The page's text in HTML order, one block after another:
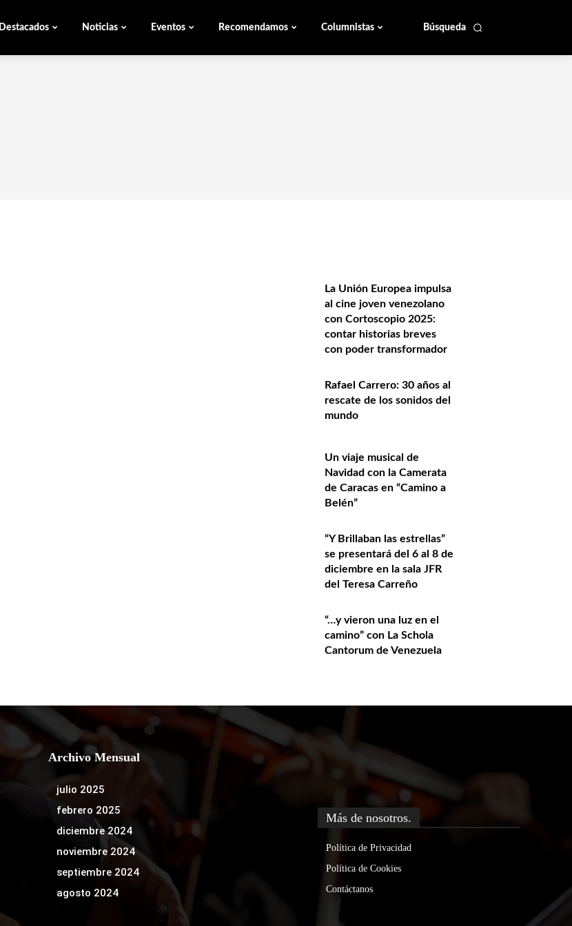
Búsqueda
Destacados Noticias Eventos Recomendamos Columnistas
La Unión Europea impulsa
al cine joven venezolano
con Cortoscopio 2025:
contar historias breves
con poder transformador
Rafael Carrero: 30 años al
rescate de los sonidos del
mundo
Un viaje musical de
Navidad con la Camerata
de Caracas en “Camino a
Belén”
“Y Brillaban las estrellas”
se presentará del 6 al 8 de
diciembre en la sala JFR
del Teresa Carreño
“…y vieron una luz en el
camino” con La Schola
Cantorum de Venezuela
Archivo Mensual
julio 2025
febrero 2025
diciembre 2024
noviembre 2024
septiembre 2024
agosto 2024
Más de nosotros.
Política de Privacidad
Política de Cookies
Contáctanos